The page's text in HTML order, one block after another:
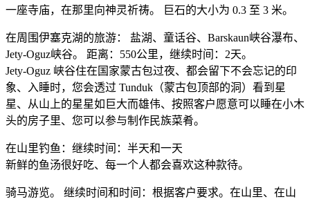
一座寺庙，在那里向神灵祈祷。 巨石的大小为 0.3 至 3 米。
在周围伊塞克湖的旅游： 盐湖、童话谷、Barskaun峡谷瀑布、
Jety-Oguz峡谷。 距离：550公里，继续时间：2天。
Jety-Oguz 峡谷住在国家蒙古包过夜、都会留下不会忘记的印
象、入睡时，您会透过 Tunduk（蒙古包顶部的洞）看到星
星、从山上的星星如巨大而雄伟、按照客户愿意可以睡在小木
头的房子里、您可以参与制作民族菜肴。
在山里钓鱼：继续时间：半天和一天
新鲜的鱼汤很好吃、每一个人都会喜欢这种款待。
骑马游览。 继续时间和时间：根据客户要求。在山里、在山